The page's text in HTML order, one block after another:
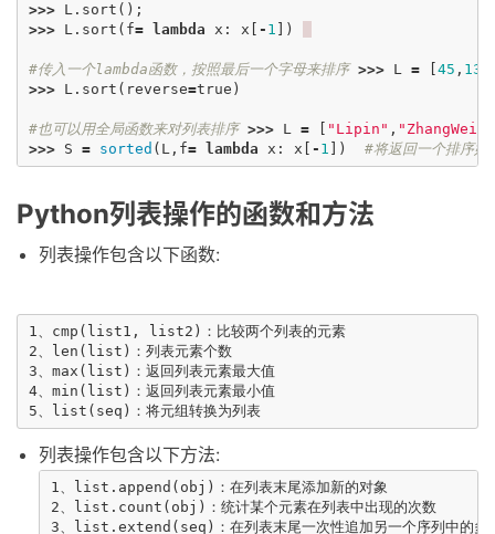
>>> L . sort ();
>>> L . sort ( f= lambda x : x - 1 ])
#传入一个lambda函数，按照最后一个字母来排序 >>> L = 45 , 13
>>> L . sort ( reverse=true )
#也可以用全局函数来对列表排序 >>> L = "Lipin" , "ZhangWei"
>>> S = sorted ( L , f= lambda x : x - 1 ]) #将返回一个排序好
Python列表操作的函数和方法
列表操作包含以下函数:
1、cmp(list1, list2)：比较两个列表的元素
2、len(list)：列表元素个数
3、max(list)：返回列表元素最大值
4、min(list)：返回列表元素最小值
列表操作包含以下方法:
1、list.append(obj)：在列表末尾添加新的对象
2、list.count(obj)：统计某个元素在列表中出现的次数
3、list.extend(seq)：在列表末尾一次性追加另一个序列中的多